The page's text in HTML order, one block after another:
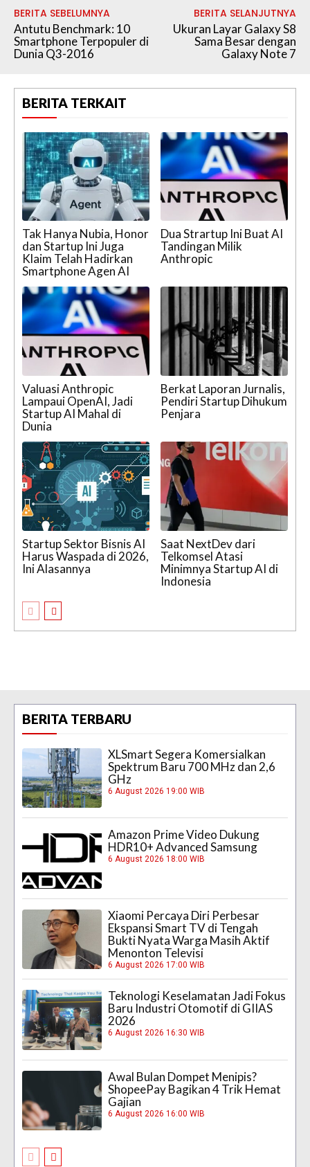
BERITA SEBELUMNYA
Antutu Benchmark: 10
Smartphone Terpopuler di
Dunia Q3-2016
BERITA SELANJUTNYA
Ukuran Layar Galaxy S8
Sama Besar dengan
Galaxy Note 7
BERITA TERKAIT
Tak Hanya Nubia, Honor
dan Startup Ini Juga
Klaim Telah Hadirkan
Smartphone Agen AI
Dua Strartup Ini Buat AI
Tandingan Milik
Anthropic
Valuasi Anthropic
Lampaui OpenAI, Jadi
Startup AI Mahal di
Dunia
Berkat Laporan Jurnalis,
Pendiri Startup Dihukum
Penjara
Startup Sektor Bisnis AI
Harus Waspada di 2026,
Ini Alasannya
Saat NextDev dari
Telkomsel Atasi
Minimnya Startup AI di
Indonesia
BERITA TERBARU
XLSmart Segera Komersialkan
Spektrum Baru 700 MHz dan 2,6
GHz
6 August 2026 19:00 WIB
Amazon Prime Video Dukung
HDR10+ Advanced Samsung
6 August 2026 18:00 WIB
Xiaomi Percaya Diri Perbesar
Ekspansi Smart TV di Tengah
Bukti Nyata Warga Masih Aktif
Menonton Televisi
6 August 2026 17:00 WIB
Teknologi Keselamatan Jadi Fokus
Baru Industri Otomotif di GIIAS
2026
6 August 2026 16:30 WIB
Awal Bulan Dompet Menipis?
ShopeePay Bagikan 4 Trik Hemat
Gajian
6 August 2026 16:00 WIB